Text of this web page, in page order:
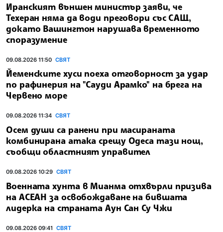
Иранският външен министър заяви, че
Техеран няма да води преговори със САЩ,
докато Вашингтон нарушава временното
споразумение
09.08.2026 11:50 СВЯТ
Йеменските хуси поеха отговорност за удар
по рафинерия на "Сауди Арамко" на брега на
Червено море
09.08.2026 11:34 СВЯТ
Осем души са ранени при масираната
комбинирана атака срещу Одеса тази нощ,
съобщи областният управител
09.08.2026 10:29 СВЯТ
Военната хунта в Мианма отхвърли призива
на АСЕАН за освобождаване на бившата
лидерка на страната Аун Сан Су Чжи
09.08.2026 09:41 СВЯТ